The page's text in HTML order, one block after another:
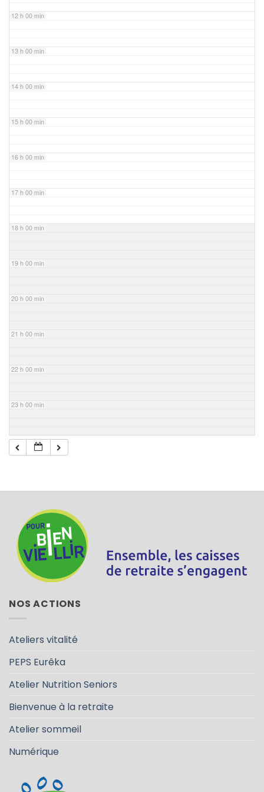
12 h 00 min
13 h 00 min
14 h 00 min
15 h 00 min
16 h 00 min
17 h 00 min
18 h 00 min
19 h 00 min
20 h 00 min
21 h 00 min
22 h 00 min
23 h 00 min
NOS ACTIONS
Ateliers vitalité
PEPS Eurêka
Atelier Nutrition Seniors
Bienvenue à la retraite
Atelier sommeil
Numérique